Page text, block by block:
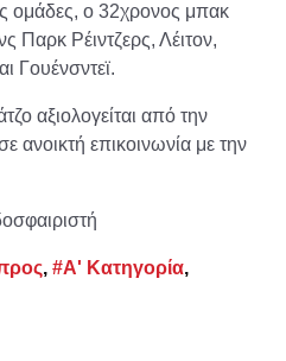
ομάδες, ο 32χρονος μπακ
Παρκ Ρέιντζερς, Λέιτον,
Γουένσντεϊ.
αξιολογείται από την
ανοικτή επικοινωνία με την
, #Α' Κατηγορία,